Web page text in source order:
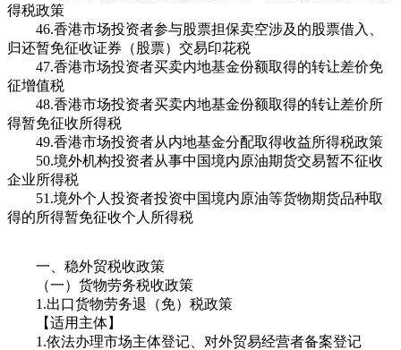
得税政策
46.香港市场投资者参与股票担保卖空涉及的股票借入、
归还暂免征收证券（股票）交易印花税
47.香港市场投资者买卖内地基金份额取得的转让差价免
征增值税
48.香港市场投资者买卖内地基金份额取得的转让差价所
得暂免征收所得税
49.香港市场投资者从内地基金分配取得收益所得税政策
50.境外机构投资者从事中国境内原油期货交易暂不征收
企业所得税
51.境外个人投资者投资中国境内原油等货物期货品种取
得的所得暂免征收个人所得税
一、稳外贸税收政策
（一）货物劳务税收政策
1.出口货物劳务退（免）税政策
【适用主体】
1.依法办理市场主体登记、对外贸易经营者备案登记